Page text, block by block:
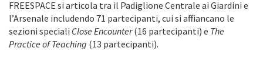
FREESPACE si articola tra il Padiglione Centrale ai Giardini e
l’Arsenale includendo 71 partecipanti, cui si affiancano le
sezioni speciali Close Encounter(16 partecipanti) e The
Practice of Teaching (13 partecipanti).